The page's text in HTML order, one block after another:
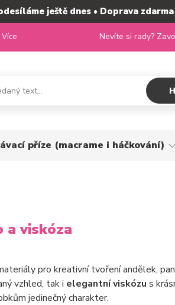
ještě dnes • Doprava
Více Nevíte si rady?
příze (macrame i háčkování)
a viskóza
pro kreativní tvoření andělek,
vzhled, tak i elegantní viskózu s
jedinečný charakter.